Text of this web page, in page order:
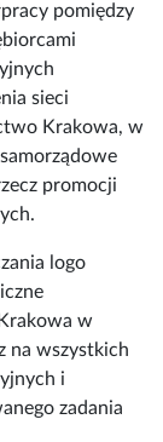
pomiędzy
sieci
Krakowa, w
promocji
logo
w
na wszystkich
i
zadania